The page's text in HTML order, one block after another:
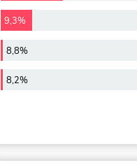
9,3%
8,8%
8,2%